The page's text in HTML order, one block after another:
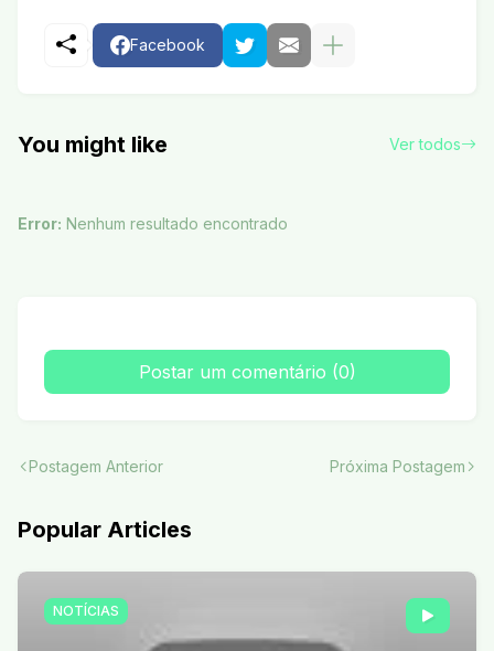
Facebook
You might like Ver todos
Error: Nenhum resultado encontrado
Postar um comentário (0)
Postagem Anterior Próxima Postagem
Popular Articles
NOTÍCIAS